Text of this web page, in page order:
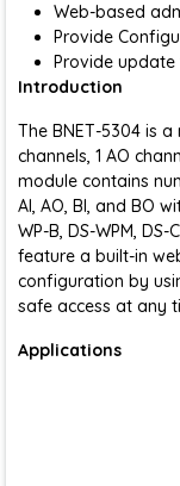
Web-based
Provide
Provide
Introduction
The BNET-5304 is
channels, 1 AO
module contains
AI, AO, BI, and BO
WP-B, DS-WPM,
feature a built-in
configuration by
safe access at any
Applications